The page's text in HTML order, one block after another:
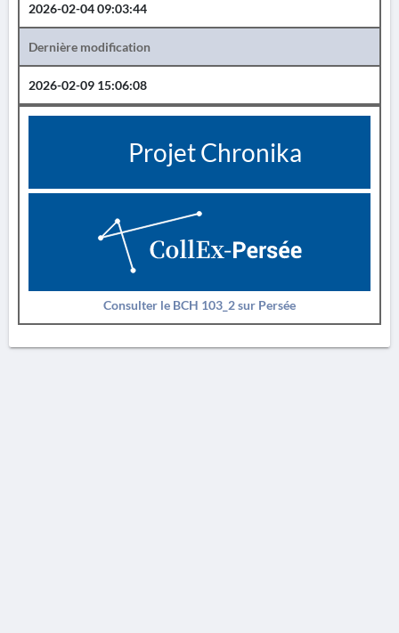
2026-02-04 09:03:44
Dernière modification
2026-02-09 15:06:08
Projet Chronika
Consulter le BCH 103_2 sur Persée